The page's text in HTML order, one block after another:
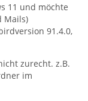
11 und möchte
Mails)
91.4.0,
zurecht. z.B.
im